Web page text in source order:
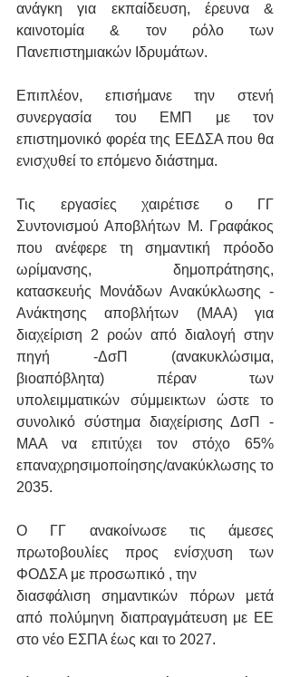
ανάγκη για εκπαίδευση, έρευνα &
καινοτομία & τον ρόλο των
Πανεπιστημιακών Ιδρυμάτων.
Επιπλέον, επισήμανε την στενή
συνεργασία του ΕΜΠ με τον
επιστημονικό φορέα της ΕΕΔΣΑ που θα
ενισχυθεί το επόμενο διάστημα.
Τις εργασίες χαιρέτισε ο ΓΓ
Συντονισμού Αποβλήτων Μ. Γραφάκος
που ανέφερε τη σημαντική πρόοδο
ωρίμανσης, δημοπράτησης,
κατασκευής Μονάδων Ανακύκλωσης -
Ανάκτησης αποβλήτων (ΜΑΑ) για
διαχείριση 2 ροών από διαλογή στην
πηγή -ΔσΠ (ανακυκλώσιμα,
βιοαπόβλητα) πέραν των
υπολειμματικών σύμμεικτων ώστε το
συνολικό σύστημα διαχείρισης ΔσΠ -
ΜΑΑ να επιτύχει τον στόχο 65%
επαναχρησιμοποίησης/ανακύκλωσης το
2035.
Ο ΓΓ ανακοίνωσε τις άμεσες
πρωτοβουλίες προς ενίσχυση των
ΦΟΔΣΑ με προσωπικό , την
διασφάλιση σημαντικών πόρων μετά
από πολύμηνη διαπραγμάτευση με ΕΕ
στο νέο ΕΣΠΑ έως και το 2027.